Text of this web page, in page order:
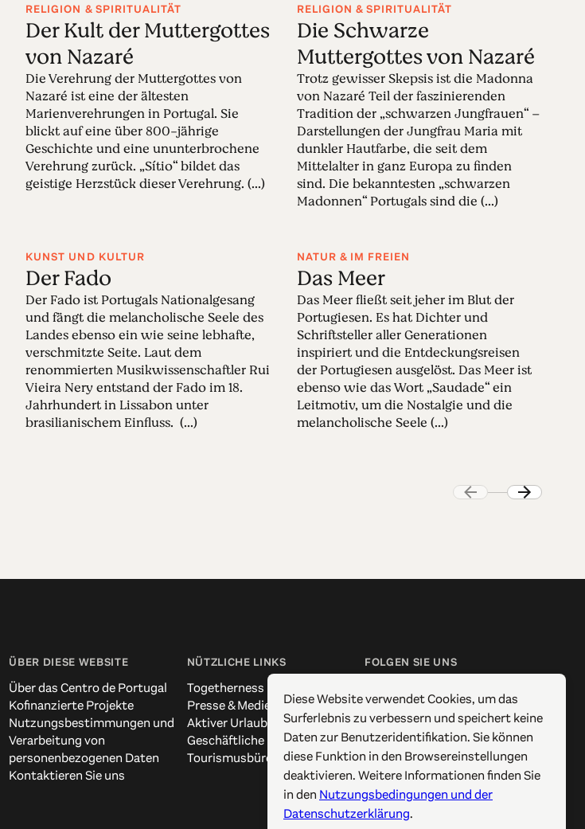
RELIGION & SPIRITUALITÄT
Der Kult der Muttergottes
von Nazaré
Die Verehrung der Muttergottes von
Nazaré ist eine der ältesten
Marienverehrungen in Portugal. Sie
blickt auf eine über 800-jährige
Geschichte und eine ununterbrochene
Verehrung zurück. „Sítio“ bildet das
geistige Herzstück dieser Verehrung. (...)
RELIGION & SPIRITUALITÄT
Die Schwarze
Muttergottes von Nazaré
Trotz gewisser Skepsis ist die Madonna
von Nazaré Teil der faszinierenden
Tradition der „schwarzen Jungfrauen“ –
Darstellungen der Jungfrau Maria mit
dunkler Hautfarbe, die seit dem
Mittelalter in ganz Europa zu finden
sind. Die bekanntesten „schwarzen
Madonnen“ Portugals sind die (...)
KUNST UND KULTUR
Der Fado
Der Fado ist Portugals Nationalgesang
und fängt die melancholische Seele des
Landes ebenso ein wie seine lebhafte,
verschmitzte Seite. Laut dem
renommierten Musikwissenschaftler Rui
Vieira Nery entstand der Fado im 18.
Jahrhundert in Lissabon unter
brasilianischem Einfluss. (...)
NATUR & IM FREIEN
Das Meer
Das Meer fließt seit jeher im Blut der
Portugiesen. Es hat Dichter und
Schriftsteller aller Generationen
inspiriert und die Entdeckungsreisen
der Portugiesen ausgelöst. Das Meer ist
ebenso wie das Wort „Saudade“ ein
Leitmotiv, um die Nostalgie und die
melancholische Seele (...)
ÜBER DIESE WEBSITE
Über das Centro de Portugal
Kofinanzierte Projekte
Nutzungsbestimmungen und
Verarbeitung von
personenbezogenen Daten
Kontaktieren Sie uns
NÜTZLICHE LINKS
Togetherness
Presse & Medien
Aktiver Urlaub
Geschäftliche Kontakte
Tourismusbüros
FOLGEN SIE UNS
Instagram
X / Twitter
Pinterest
YouTube
Diese Website verwendet Cookies, um das
Surferlebnis zu verbessern und speichert keine
Daten zur Benutzeridentifikation. Sie können
diese Funktion in den Browsereinstellungen
deaktivieren. Weitere Informationen finden Sie
in den Nutzungsbedingungen und der
Datenschutzerklärung.